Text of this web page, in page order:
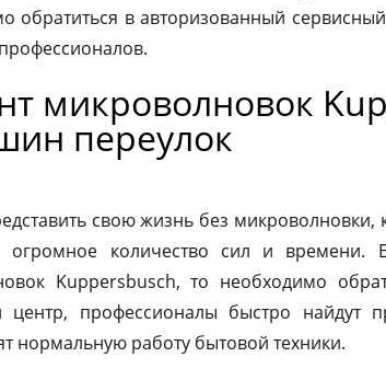
обратиться в авторизованный
микроволновок
переулок
свою жизнь без микроволновки,
огромное количество сил и времени.
Kuppersbusch, то необходимо
центр, профессионалы быстро найдут
нормальную работу бытовой техники.